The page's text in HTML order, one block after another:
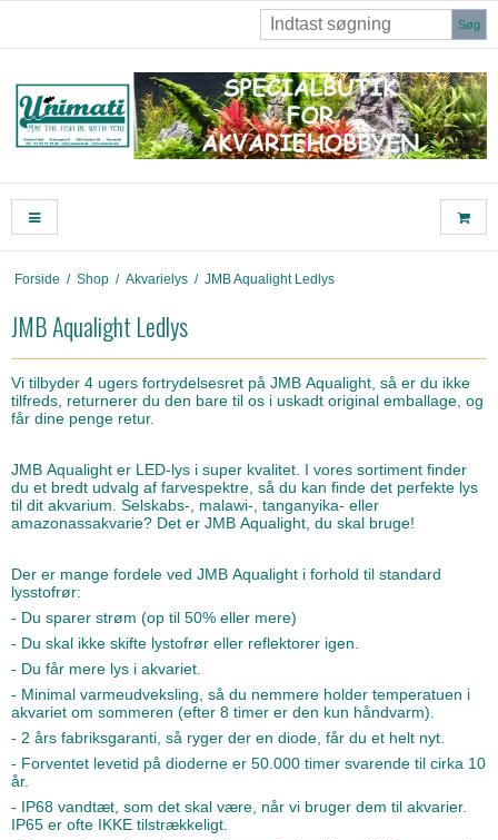
Søg
Forside / Shop / Akvarielys / JMB Aqualight Ledlys
JMB Aqualight Ledlys
Vi tilbyder 4 ugers fortrydelsesret på JMB Aqualight, så er du ikke
tilfreds, returnerer du den bare til os i uskadt original emballage, og
får dine penge retur.
JMB Aqualight er LED-lys i super kvalitet. I vores sortiment finder
du et bredt udvalg af farvespektre, så du kan finde det perfekte lys
til dit akvarium. Selskabs-, malawi-, tanganyika- eller
amazonassakvarie? Det er JMB Aqualight, du skal bruge!
Der er mange fordele ved JMB Aqualight i forhold til standard
lysstofrør:
- Du sparer strøm (op til 50% eller mere)
- Du skal ikke skifte lystofrør eller reflektorer igen.
- Du får mere lys i akvariet.
- Minimal varmeudveksling, så du nemmere holder temperatuen i
akvariet om sommeren (efter 8 timer er den kun håndvarm).
- 2 års fabriksgaranti, så ryger der en diode, får du et helt nyt.
- Forventet levetid på dioderne er 50.000 timer svarende til cirka 10
år.
- IP68 vandtæt, som det skal være, når vi bruger dem til akvarier.
IP65 er ofte IKKE tilstrækkeligt.